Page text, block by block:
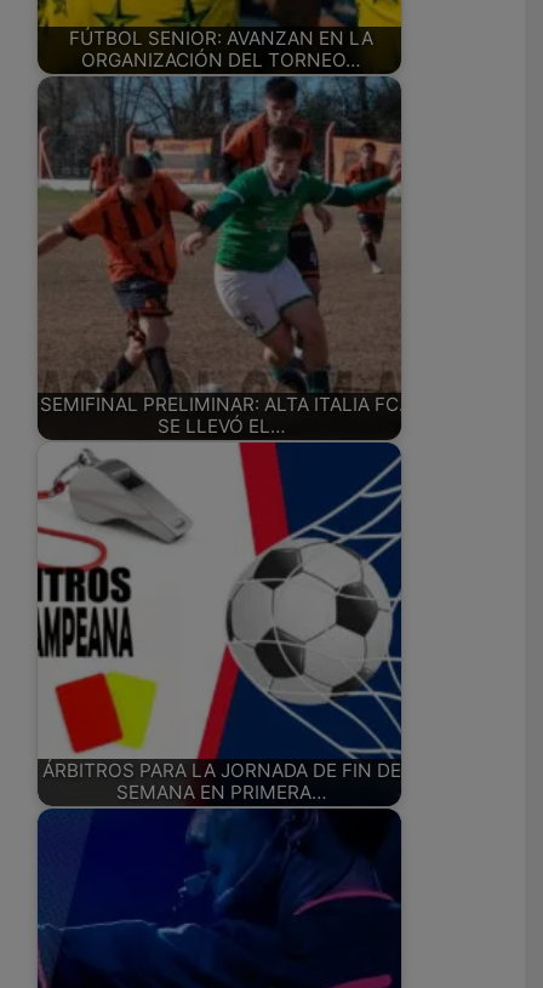
FÚTBOL SENIOR: AVANZAN EN LA
ORGANIZACIÓN DEL TORNEO…
SEMIFINAL PRELIMINAR: ALTA ITALIA FC.
SE LLEVÓ EL…
ÁRBITROS PARA LA JORNADA DE FIN DE
SEMANA EN PRIMERA…